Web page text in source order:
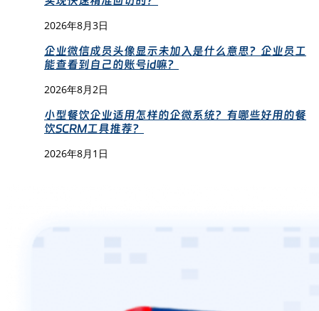
2026年8月3日
企业微信成员头像显示未加入是什么意思？企业员工
能查看到自己的账号id嘛？
2026年8月2日
小型餐饮企业适用怎样的企微系统？有哪些好用的餐
饮SCRM工具推荐？
2026年8月1日